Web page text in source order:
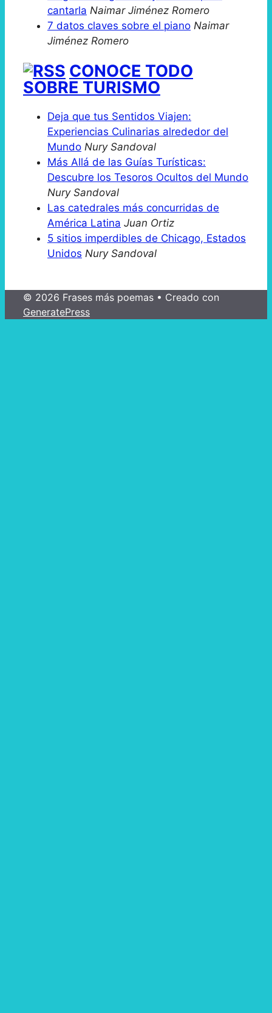
cantarla Naimar Jiménez Romero
7 datos claves sobre el piano Naimar
Jiménez Romero
CONOCE TODO
SOBRE TURISMO
Deja que tus Sentidos Viajen:
Experiencias Culinarias alrededor del
Mundo Nury Sandoval
Más Allá de las Guías Turísticas:
Descubre los Tesoros Ocultos del Mundo
Nury Sandoval
Las catedrales más concurridas de
América Latina Juan Ortiz
5 sitios imperdibles de Chicago, Estados
Unidos Nury Sandoval
© 2026 Frases más poemas • Creado con
GeneratePress